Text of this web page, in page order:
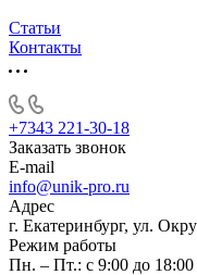
Статьи
Контакты
+7343 221-30-18
Заказать звонок
E-mail
info@unik-pro.ru
Адрес
г. Екатеринбург, ул.
Режим работы
Пн. – Пт.: с 9:00 до 18:00